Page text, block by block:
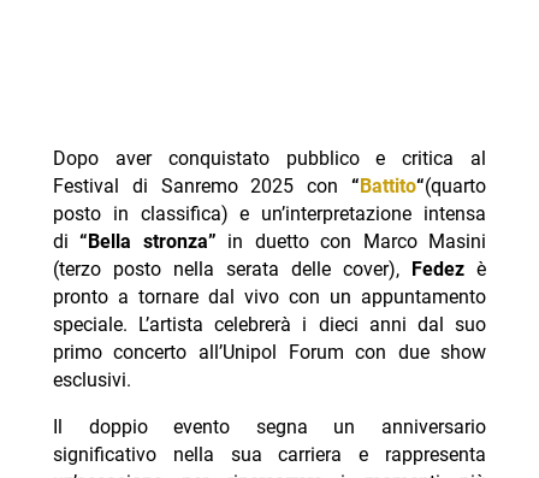
Dopo aver conquistato pubblico e critica al
Festival di Sanremo 2025 con“ Battito“(quarto
posto in classifica) e un’interpretazione intensa
di“Bella stronza” in duetto con Marco Masini
(terzo posto nella serata delle cover),
Fedez è
pronto a tornare dal vivo con un appuntamento
speciale. L’artista celebrerà i dieci anni dal suo
primo concerto all’Unipol Forum con due show
esclusivi.
Il doppio evento segna un anniversario
significativo nella sua carriera e rappresenta